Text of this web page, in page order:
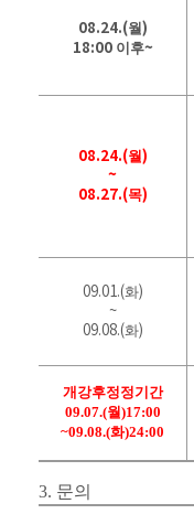
08.24.(월 )
18:00 이후~
08.24.(월)
~
08.27.(목)
09.01.(화)
~
09.08.(화)
개강후정정기간
09.07.(월)17:00
~09.08.(화)24:00
3. 문의